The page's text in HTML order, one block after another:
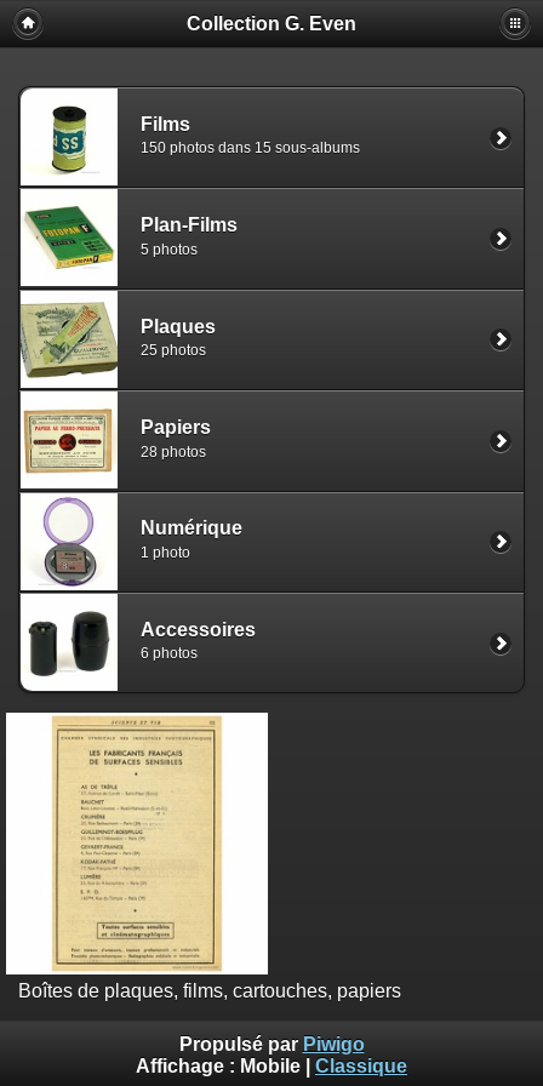
Collection G. Even
Films
150 photos dans 15 sous-albums
Plan-Films
5 photos
Plaques
25 photos
Papiers
28 photos
Numérique
1 photo
Accessoires
6 photos
Boîtes de plaques, films, cartouches, papiers
Propulsé par Piwigo
Affichage : Mobile Classique